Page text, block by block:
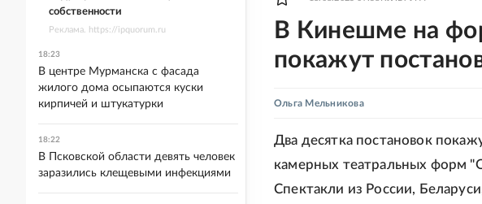
В Кинешме на
покажут
Ольга Мельникова
Два десятка постановок
камерных театральных форм
Спектакли из России,
собственности
Реклама. https://ipquorum.ru
18:23
В центре Мурманска с фасада
жилого дома осыпаются куски
кирпичей и штукатурки
18:22
В Псковской области девять человек
заразились клещевыми инфекциями